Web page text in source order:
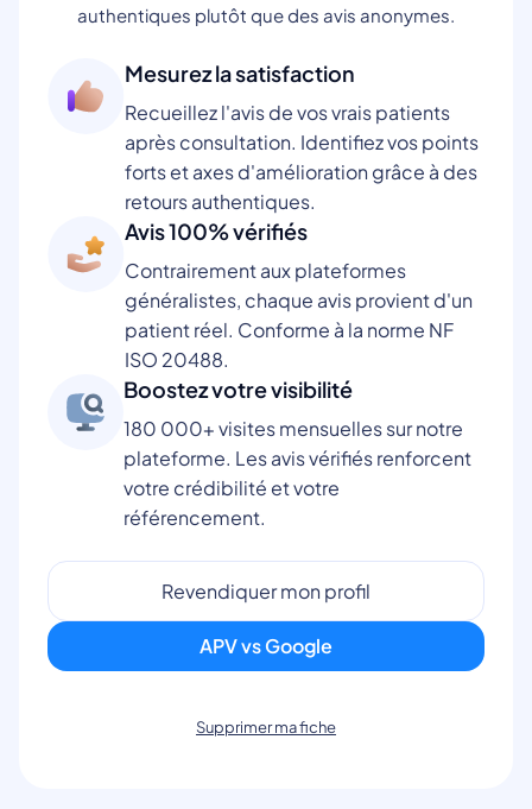
authentiques plutôt que des avis anonymes.
Mesurez la satisfaction
Recueillez l'avis de vos vrais patients
après consultation. Identifiez vos points
forts et axes d'amélioration grâce à des
retours authentiques.
Avis 100% vérifiés
Contrairement aux plateformes
généralistes, chaque avis provient d'un
patient réel. Conforme à la norme NF
ISO 20488.
Boostez votre visibilité
180 000+ visites mensuelles sur notre
plateforme. Les avis vérifiés renforcent
votre crédibilité et votre
référencement.
Revendiquer mon profil
APV vs Google
Supprimer ma fiche